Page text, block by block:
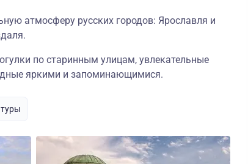
атмосферу русских городов: Ярославля и
по старинным улицам, увлекательные
яркими и запоминающимися.